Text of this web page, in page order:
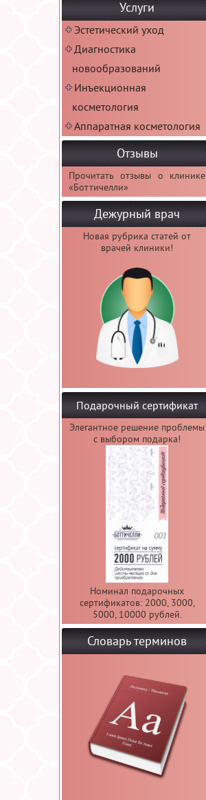
Услуги
Эстетический уход
Диагностика
новообразований
Инъекционная
косметология
Аппаратная косметология
Отзывы
Прочитать отзывы о клинике
«Боттичелли»
Дежурный врач
Новая рубрика статей от
врачей клиники!
Подарочный сертификат
Элегантное решение проблемы
с выбором подарка!
Номинал подарочных
сертификатов: 2000, 3000,
5000, 10000 рублей.
Словарь терминов